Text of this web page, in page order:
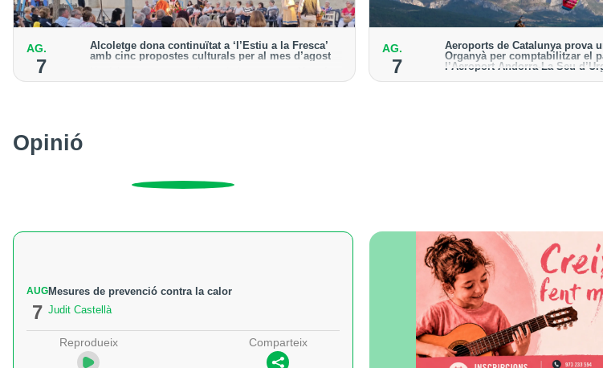
AG.
7
Alcoletge dona continuïtat a ‘l’Estiu a la Fresca’
amb cinc propostes culturals per al mes d’agost
l’astronomia amb ‘Alcoletge mira al cel’
AG.
7
Aeroports de Catalunya prova
Organyà per comptabilitzar el
l’Aeroport Andorra-La Seu
El dispositiu geolocalitza els
Opinió
AUG
7
Mesures de prevenció contra la calor
Judit Castellà
Reprodueix Comparteix